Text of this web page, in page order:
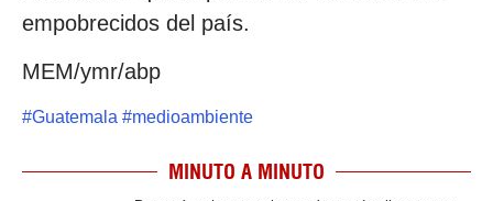
empobrecidos del país.
MEM/ymr/abp
#Guatemala #medioambiente
MINUTO A MINUTO